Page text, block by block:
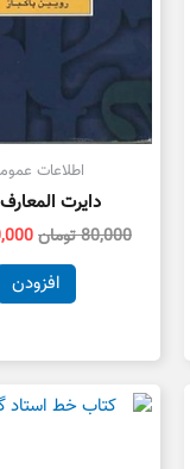
اطلاعات
دایرت
80,000تومان
افزودن